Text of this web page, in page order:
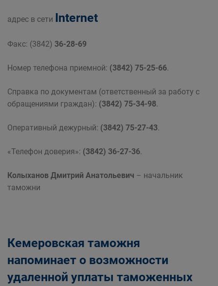
адрес в сети Internet
Факс: (3842) 36-28-69
Номер телефона приемной: (3842) 75-25-66.
Справка по документам (ответственный за работу с
обращениями граждан): (3842) 75-34-98.
Оперативный дежурный: (3842) 75-27-43.
«Телефон доверия»: (3842) 36-27-36.
Колыханов Дмитрий Анатольевич – начальник
таможни
Кемеровская таможня
напоминает о возможности
удаленной уплаты таможенных